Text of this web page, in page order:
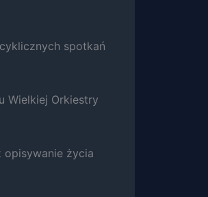
spotkań
Wielkiej Orkiestry
opisywanie życia